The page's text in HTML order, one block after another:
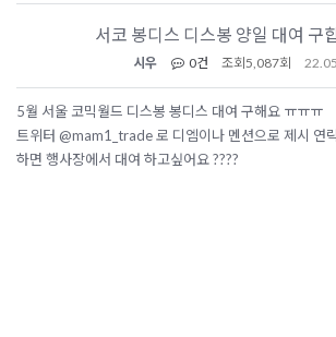
서코 봉디스 디스봉 양일 대여 구
시우 0건 조회 5,087회
5월 서울 코믹월드 디스봉 봉디스 대여 구해요 ㅠㅠㅠ
트위터 @mam1_trade 로 디엠이나 멘션으로 제시 연
하면 행사장에서 대여 하고싶어요 ????